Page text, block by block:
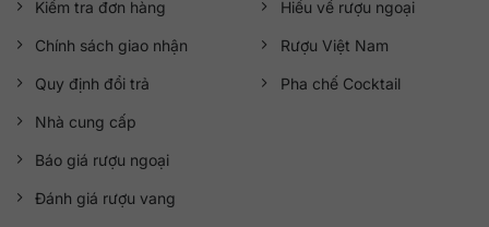
Kiểm tra đơn hàng
Chính sách giao nhận
Quy định đổi trả
Nhà cung cấp
Báo giá rượu ngoại
Đánh giá rượu vang
Hiểu về rượu ngoại
Rượu Việt Nam
Pha chế Cocktail